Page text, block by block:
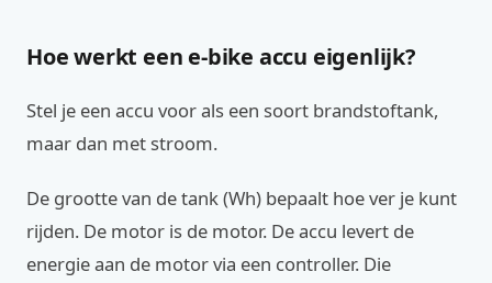
Hoe werkt een e-bike accu eigenlijk?
Stel je een accu voor als een soort brandstoftank,
maar dan met stroom.
De grootte van de tank (Wh) bepaalt hoe ver je kunt
rijden. De motor is de motor. De accu levert de
energie aan de motor via een controller. Die